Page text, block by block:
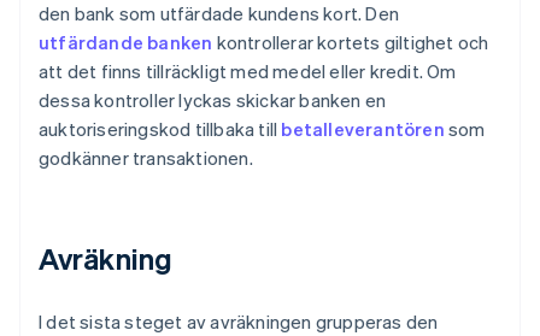
den bank som utfärdade kundens kort. Den
utfärdande banken kontrollerar kortets giltighet och
att det finns tillräckligt med medel eller kredit. Om
dessa kontroller lyckas skickar banken en
auktoriseringskod tillbaka till betalleverantören som
godkänner transaktionen.
Avräkning
I det sista steget av avräkningen grupperas den